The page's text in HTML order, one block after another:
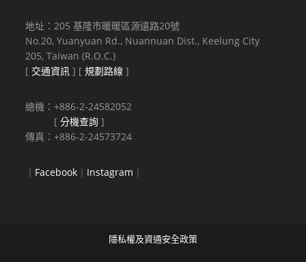
地址：205 基隆市暖暖區源遠路20號
No.20, Yuanyuan Rd., Nuannuan Dist., Keelung City
205, Taiwan (R.O.C.)
[ 交通資訊 ] [規劃路線 ]
總機：+886-2-24582052
[分機查詢 ]
傳真：+886-2-24573724
Facebook Instagram
隱私權及資通安全政策